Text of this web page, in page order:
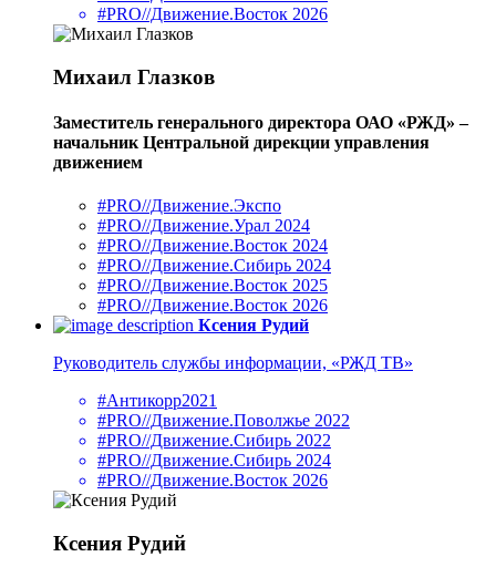
#PRO//Движение.Восток 2026
Михаил Глазков
Заместитель генерального директора ОАО «РЖД» –
начальник Центральной дирекции управления
движением
#PRO//Движение.Экспо
#PRO//Движение.Урал 2024
#PRO//Движение.Восток 2024
#PRO//Движение.Сибирь 2024
#PRO//Движение.Восток 2025
#PRO//Движение.Восток 2026
Ксения Рудий
Руководитель службы информации, «РЖД ТВ»
#Антикорр2021
#PRO//Движение.Поволжье 2022
#PRO//Движение.Сибирь 2022
#PRO//Движение.Сибирь 2024
#PRO//Движение.Восток 2026
Ксения Рудий